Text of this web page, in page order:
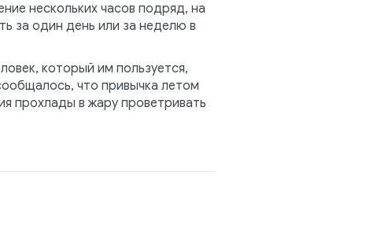
нескольких часов подряд, на
за один день или за неделю в
который им пользуется,
что привычка летом
прохлады в жару проветривать